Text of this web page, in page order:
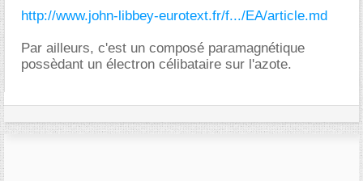
http://www.john-libbey-eurotext.fr/f.../EA/article.md
Par ailleurs, c'est un composé paramagnétique
possèdant un électron célibataire sur l'azote.